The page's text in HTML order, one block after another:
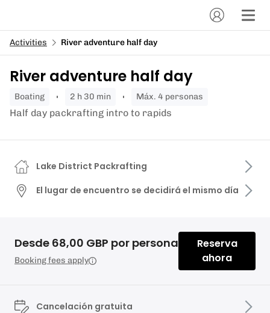
Activities River adventure half day
River adventure half day
boating 2 h 30 min Máx. 4 personas
Half day packrafting intro to rapids
Lake District Packrafting
El lugar de encuentro se decidirá el mismo día
Desde 68,00 GBP por persona
Booking fees apply
Reserva
ahora
Cancelación gratuita